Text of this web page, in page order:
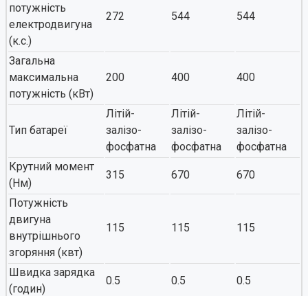
потужність
електродвигуна
(к.с.)
272 544 544
Загальна
максимальна
потужність (кВт)
200 400 400
Тип батареї
Літій-
залізо-
фосфатна
Літій-
залізо-
фосфатна
Літій-
залізо-
фосфатна
Крутний момент
(Нм)
315 670 670
Потужність
двигуна
внутрішнього
згоряння (квт)
115 115 115
Швидка зарядка
(годин)
0.5 0.5 0.5